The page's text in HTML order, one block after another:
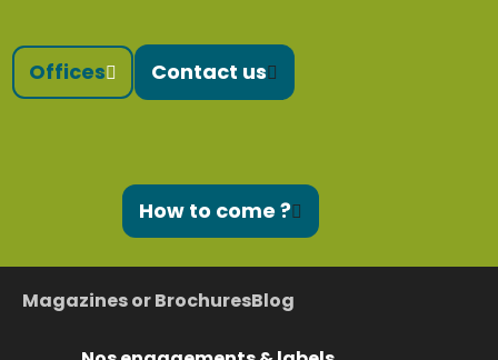
Offices Contact us
How to come ?
Magazines or BrochuresBlog